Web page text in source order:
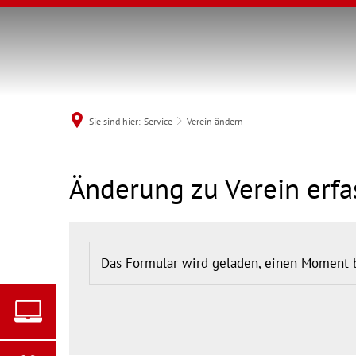
Sie sind hier: Service Verein ändern
VereinÄnderung zu Verein
Das Formular wird geladen, einen